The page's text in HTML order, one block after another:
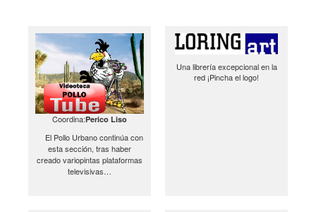
Coordina:Perico Liso
El Pollo Urbano continúa con
esta sección, tras haber
creado variopintas plataformas
televisivas…
Una librería excepcional en la
red ¡Pincha el logo!